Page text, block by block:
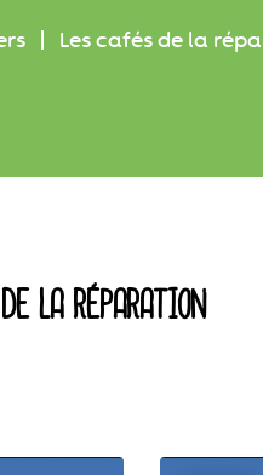
Les cafés de la
LA RÉPARATION